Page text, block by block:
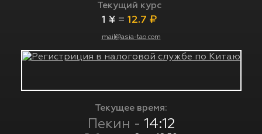
Текущий курс
1 ¥ = 12.7 ₽
mail@asia-tao.com
Текущее время:
Пекин - 14:12